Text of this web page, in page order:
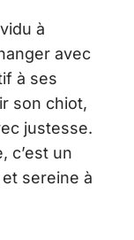
à
avec
à ses
son chiot,
justesse.
c’est un
sereine à